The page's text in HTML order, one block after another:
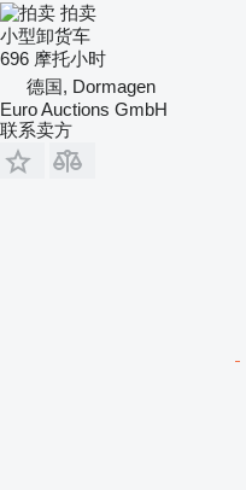
拍卖
小型卸货车
696 摩托小时
德国, Dormagen
Euro Auctions GmbH
联系卖方